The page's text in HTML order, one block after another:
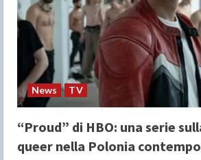
News TV
“Proud” di HBO: una serie
queer nella Polonia